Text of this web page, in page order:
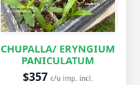
CHUPALLA/ ERYNGIUM
PANICULATUM
$357 c/u imp. incl.